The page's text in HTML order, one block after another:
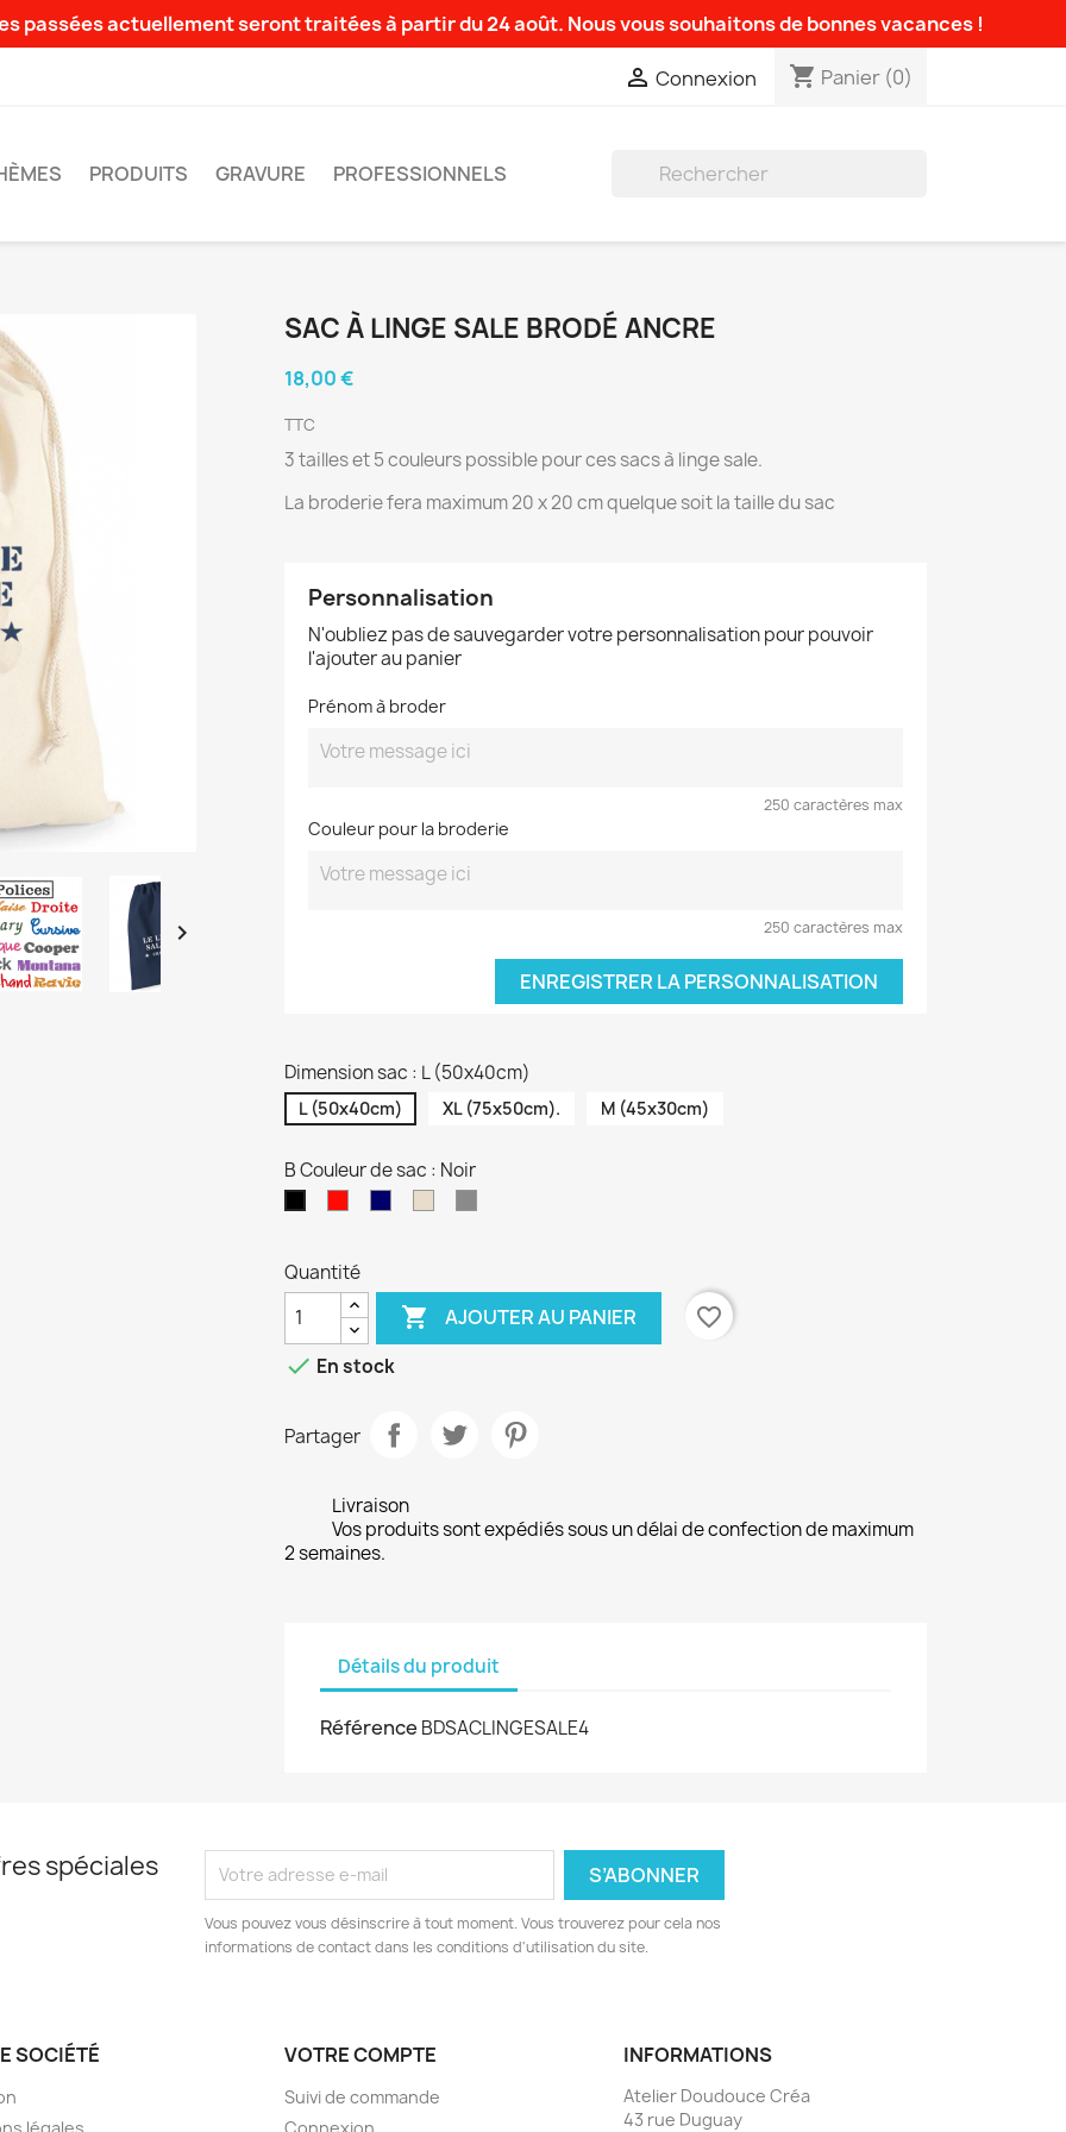
passées actuellement seront traitées à partir du 24 août. Nous vous souhaitons de bonnes vacances !
 Connexion shopping_cart Panier (0)
PRODUITS GRAVURE PROFESSIONNELS

SAC À LINGE SALE BRODÉ ANCRE
18,00 €
TTC
3 tailles et 5 couleurs possible pour ces sacs à linge sale.
La broderie fera maximum 20 x 20 cm quelque soit la taille du sac
Personnalisation
N'oubliez pas de sauvegarder votre personnalisation pour pouvoir
l'ajouter au panier
Prénom à broder
250 caractères max
Couleur pour la broderie
250 caractères max
ENREGISTRER LA PERSONNALISATION
Dimension sac : L (50x40cm)
L (50x40cm) XL (75x50cm). M (45x30cm)
B Couleur de sac : Noir
Quantité
 AJOUTER AU PANIER
favorite_border
 En stock
Partager
Livraison
Vos produits sont expédiés sous un délai de confection de maximum
2 semaines.
Détails du produit
Référence BDSACLINGESALE4
spéciales
Vous pouvez vous désinscrire à tout moment. Vous trouverez pour cela nos
informations de contact dans les conditions d'utilisation du site.
SOCIÉTÉ VOTRE COMPTE
Suivi de commande
INFORMATIONS
Atelier Doudouce Créa
43 rue Duguay